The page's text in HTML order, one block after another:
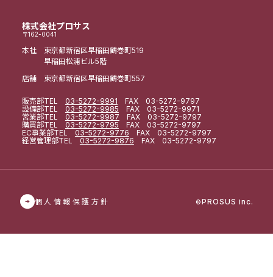
株式会社プロサス
〒162-0041
本社 東京都新宿区早稲田鶴巻町519
早稲田松浦ビル5階
店舗 東京都新宿区早稲田鶴巻町557
販売部TEL 03-5272-9991 FAX 03-5272-9797
設備部TEL 03-5272-9985 FAX 03-5272-9971
営業部TEL 03-5272-9987 FAX 03-5272-9797
購買部TEL 03-5272-9795 FAX 03-5272-9797
EC事業部TEL 03-5272-9776 FAX 03-5272-9797
経営管理部TEL 03-5272-9876 FAX 03-5272-9797
個人情報保護方針 ©PROSUS inc.